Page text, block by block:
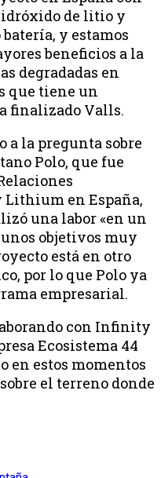
de litio y
y estamos
beneficios a la
degradadas en
que tiene un
finalizado Valls.
a la pregunta sobre
Polo, que fue
en España,
una labor «en un
objetivos muy
está en otro
por lo que Polo ya
empresarial.
con Infinity
Ecosistema 44
en estos momentos
el terreno donde